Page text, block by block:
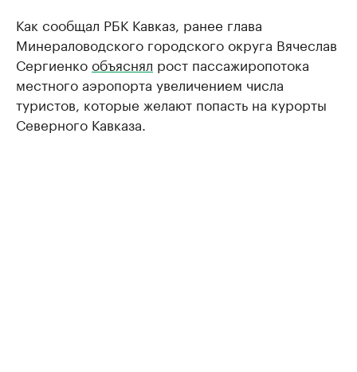
Как сообщал РБК Кавказ, ранее глава
Минераловодского городского округа Вячеслав
Сергиенкообъяснял рост пассажиропотока
местного аэропорта увеличением числа
туристов, которые желают попасть на курорты
Северного Кавказа.